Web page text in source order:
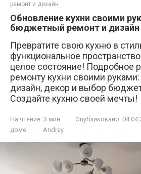
ремонт и дизайн
Обновление кухни своими
бюджетный ремонт и дизайн
Превратите свою кухню в
функциональное
целое состояние! Подробное
ремонту кухни своими
дизайн, декор и выбор
Создайте кухню своей мечты!
На чтение: 3 мин Опубликовано:
доме
Andrey